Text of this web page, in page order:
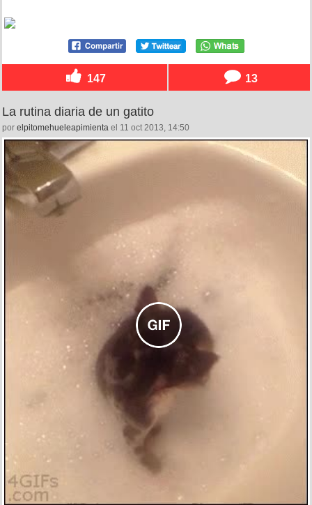
147 13
La rutina diaria de un gatito
por elpitomehueleapimienta el 11 oct 2013, 14:50